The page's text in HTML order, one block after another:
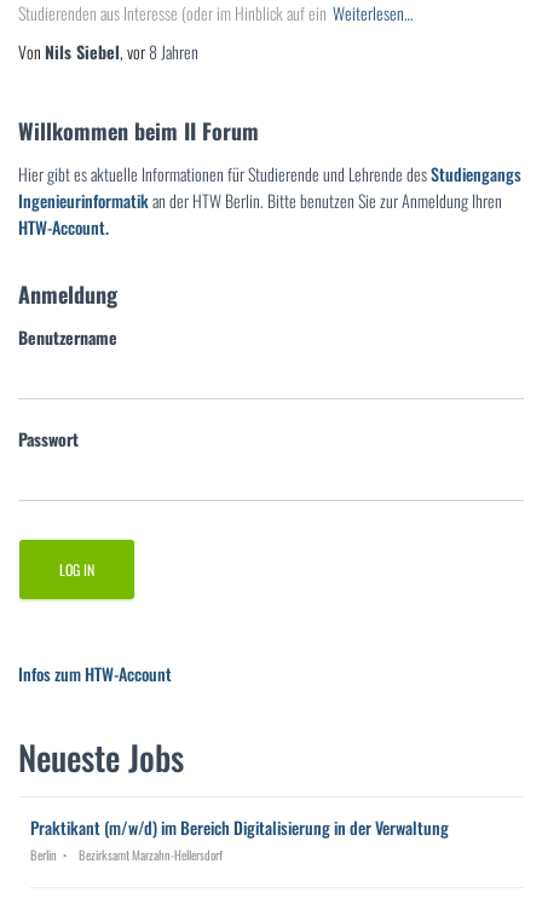
Studierenden aus Interesse (oder im Hinblick auf ein Weiterlesen…
VonNils Siebel, vor8 Jahren
Willkommen beim II Forum
Hier gibt es aktuelle Informationen für Studierende und Lehrende desStudiengangs
Ingenieurinformatikan der HTW Berlin. Bitte benutzen Sie zur Anmeldung Ihren
HTW-Account.
Anmeldung
Benutzername
Passwort
Infos zum HTW-Account
Neueste Jobs
Praktikant (m/w/d) im Bereich Digitalisierung in der Verwaltung
Berlin Bezirksamt Marzahn-Hellersdorf